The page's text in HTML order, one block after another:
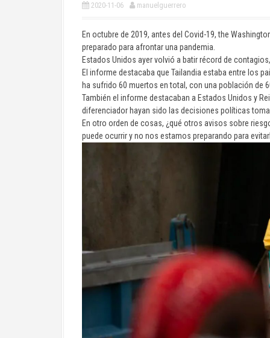
2020-11-06 manuelguerrero
En octubre de 2019, antes del Covid-19, the
preparado para afrontar una pandemia.
Estados Unidos ayer volvió a batir récord de
El informe destacaba que Tailandia estaba entre los
ha sufrido 60 muertos en total, con una población de
También el informe destacaban a Estados Unidos y
diferenciador hayan sido las decisiones políticas
En otro orden de cosas, ¿qué otros avisos sobre
puede ocurrir y no nos estamos preparando para